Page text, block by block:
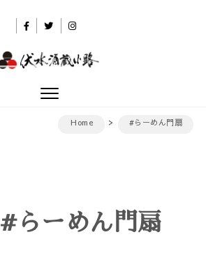
Toggle
Home
#らーめん門扇
#らーめん門扇